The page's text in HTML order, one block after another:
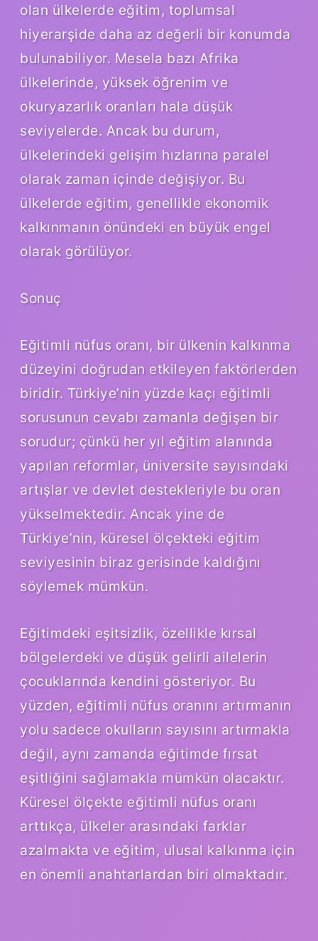
olan ülkelerde eğitim, toplumsal
hiyerarşide daha az değerli bir konumda
bulunabiliyor. Mesela bazı Afrika
ülkelerinde, yüksek öğrenim ve
okuryazarlık oranları hala düşük
seviyelerde. Ancak bu durum,
ülkelerindeki gelişim hızlarına paralel
olarak zaman içinde değişiyor. Bu
ülkelerde eğitim, genellikle ekonomik
kalkınmanın önündeki en büyük engel
olarak görülüyor.
Sonuç
Eğitimli nüfus oranı, bir ülkenin kalkınma
düzeyini doğrudan etkileyen faktörlerden
biridir. Türkiye’nin yüzde kaçı eğitimli
sorusunun cevabı zamanla değişen bir
sorudur; çünkü her yıl eğitim alanında
yapılan reformlar, üniversite sayısındaki
artışlar ve devlet destekleriyle bu oran
yükselmektedir. Ancak yine de
Türkiye’nin, küresel ölçekteki eğitim
seviyesinin biraz gerisinde kaldığını
söylemek mümkün.
Eğitimdeki eşitsizlik, özellikle kırsal
bölgelerdeki ve düşük gelirli ailelerin
çocuklarında kendini gösteriyor. Bu
yüzden, eğitimli nüfus oranını artırmanın
yolu sadece okulların sayısını artırmakla
değil, aynı zamanda eğitimde fırsat
eşitliğini sağlamakla mümkün olacaktır.
Küresel ölçekte eğitimli nüfus oranı
arttıkça, ülkeler arasındaki farklar
azalmakta ve eğitim, ulusal kalkınma için
en önemli anahtarlardan biri olmaktadır.